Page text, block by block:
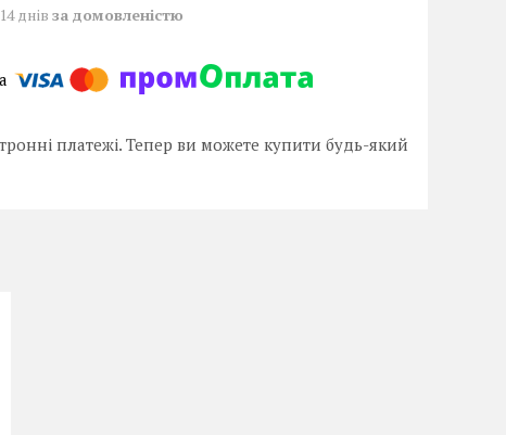
днів за домовленістю
платежі. Тепер ви можете купити будь-який